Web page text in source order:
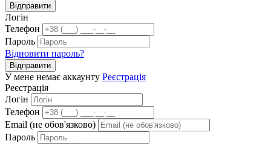
Відправити
Логін
Телефон
Пароль
Відновити пароль?
Відправити
У мене немає аккаунту Реєстрація
Реєстрація
Логін
Телефон
Email (не обов'язково)
Пароль